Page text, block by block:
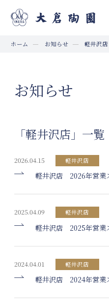
ホーム お知らせ 軽井沢店
お知らせ
「軽井沢店」一覧
2026.04.15 軽井沢店
軽井沢店 2026年営業
2025.04.09 軽井沢店
軽井沢店 2025年営業
2024.04.01 軽井沢店
軽井沢店 2024年営業